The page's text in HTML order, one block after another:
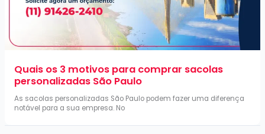
Quais os 3 motivos para comprar sacolas
personalizadas São Paulo
As sacolas personalizadas São Paulo podem fazer uma diferença
notável para a sua empresa. No